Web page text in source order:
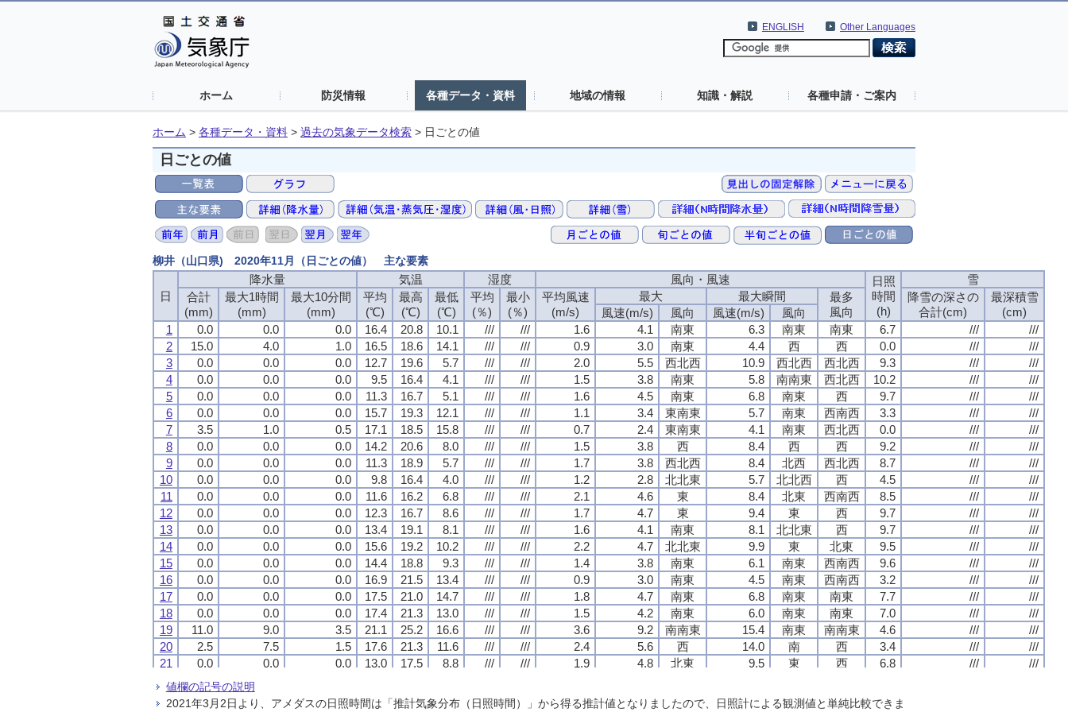
Other Languages
ENGLISH
ホーム 防災情報 各種データ・資料 地域の情報 知識・解説 各種申請・ご案内
ホーム > 各種データ・資料 > 過去の気象データ検索 > 日ごとの値
日ごとの値
柳井（山口県) 2020年11月（日ごとの値） 主な要素
日
降水量 気温 湿度 風向・風速
日照
時間
(h)
雪
合計
(mm)
最大1時間
(mm)
最大10分間
(mm)
平均
(℃)
最高
(℃)
最低
(℃)
平均
(％)
最小
(％)
平均風速
(m/s)
最大 最大瞬間
最多
風向
降雪の深さの
合計(cm)
最深積雪
(cm)
風速(m/s) 風向 風速(m/s)
風向
1
0.0 0.0 0.0 16.4 20.8 10.1 /// /// 1.6 4.1 南東 6.3 南東 南東 6.7 ///
///
2
15.0 4.0 1.0 16.5 18.6 14.1 /// /// 0.9 3.0 南東 4.4 西 西 0.0 ///
///
3
0.0 0.0 0.0 12.7 19.6 5.7 /// /// 2.0 5.5 西北西 10.9 西北西 西北西 9.3 ///
///
4
0.0 0.0 0.0 9.5 16.4 4.1 /// /// 1.5 3.8 南東 5.8 南南東 西北西 10.2 ///
///
5
0.0 0.0 0.0 11.3 16.7 5.1 /// /// 1.6 4.5 南東 6.8 南東 西 9.7 ///
///
6
0.0 0.0 0.0 15.7 19.3 12.1 /// /// 1.1 3.4 東南東 5.7 南東 西南西 3.3 ///
///
7
3.5 1.0 0.5 17.1 18.5 15.8 /// /// 0.7 2.4 東南東 4.1 南東 西北西 0.0 ///
///
8
0.0 0.0 0.0 14.2 20.6 8.0 /// /// 1.5 3.8 西 8.4 西 西 9.2 ///
///
9
0.0 0.0 0.0 11.3 18.9 5.7 /// /// 1.7 3.8 西北西 8.4 北西 西北西 8.7 ///
///
10
0.0 0.0 0.0 9.8 16.4 4.0 /// /// 1.2 2.8 北北東 5.7 北北西 西 4.5 ///
///
11
0.0 0.0 0.0 11.6 16.2 6.8 /// /// 2.1 4.6 東 8.4 北東 西南西 8.5 ///
///
12
0.0 0.0 0.0 12.3 16.7 8.6 /// /// 1.7 4.7 東 9.4 東 西 9.7 ///
///
13
0.0 0.0 0.0 13.4 19.1 8.1 /// /// 1.6 4.1 南東 8.1 北北東 西 9.7 ///
///
14
0.0 0.0 0.0 15.6 19.2 10.2 /// /// 2.2 4.7 北北東 9.9 東 北東 9.5 ///
///
15
0.0 0.0 0.0 14.4 18.8 9.3 /// /// 1.4 3.8 南東 6.1 南東 西南西 9.6 ///
///
16
0.0 0.0 0.0 16.9 21.5 13.4 /// /// 0.9 3.0 南東 4.5 南東 西南西 3.2 ///
///
17
0.0 0.0 0.0 17.5 21.0 14.7 /// /// 1.8 4.7 南東 6.8 南東 南東 7.7 ///
///
18
0.0 0.0 0.0 17.4 21.3 13.0 /// /// 1.5 4.2 南東 6.0 南東 南東 7.0 ///
///
19
11.0 9.0 3.5 21.1 25.2 16.6 /// /// 3.6 9.2 南南東 15.4 南東 南南東 4.6 ///
///
20
2.5 7.5 1.5 17.6 21.3 11.6 /// /// 2.4 5.6 西 14.0 南 西 3.4 ///
///
21
0.0 0.0 0.0 13.0 17.5 8.8 /// /// 1.9 4.8 北東 9.5 東 西 6.8 ///
///
22
3.5
23
0.0 0.0 0.0 12.7 16.9 8.0 /// 1.6 4.3 北北西 8.1 北北西 西 2.0
日
降水量 気温 湿度 風向・風速
日照
時間
(h)
雪
合計
(mm)
最大1時間
(mm)
最大10分間
(mm)
平均
(℃)
最高
(℃)
最低
(℃)
平均
(％)
最小
(％)
平均風速
(m/s)
最大 最大瞬間
最多
風向
降雪の深さの
合計(cm)
最深積雪
(cm)
風速(m/s) 風向 風速(m/s)
風向
1
0.0 0.0 0.0 16.4 20.8 10.1 /// /// 1.6 4.1 南東 6.3 南東 南東 6.7 ///
///
2
15.0 4.0 1.0 16.5 18.6 14.1 /// /// 0.9 3.0 南東 4.4 西 西 0.0 ///
///
3
0.0 0.0 0.0 12.7 19.6 5.7 /// /// 2.0 5.5 西北西 10.9 西北西 西北西 9.3 ///
///
4
0.0 0.0 0.0 9.5 16.4 4.1 /// /// 1.5 3.8 南東 5.8 南南東 西北西 10.2 ///
///
5
0.0 0.0 0.0 11.3 16.7 5.1 /// /// 1.6 4.5 南東 6.8 南東 西 9.7 ///
///
6
0.0 0.0 0.0 15.7 19.3 12.1 /// /// 1.1 3.4 東南東 5.7 南東 西南西 3.3 ///
///
7
3.5 1.0 0.5 17.1 18.5 15.8 /// /// 0.7 2.4 東南東 4.1 南東 西北西 0.0 ///
///
8
0.0 0.0 0.0 14.2 20.6 8.0 /// /// 1.5 3.8 西 8.4 西 西 9.2 ///
///
9
0.0 0.0 0.0 11.3 18.9 5.7 /// /// 1.7 3.8 西北西 8.4 北西 西北西 8.7 ///
///
10
0.0 0.0 0.0 9.8 16.4 4.0 /// /// 1.2 2.8 北北東 5.7 北北西 西 4.5 ///
///
11
0.0 0.0 0.0 11.6 16.2 6.8 /// /// 2.1 4.6 東 8.4 北東 西南西 8.5 ///
///
12
0.0 0.0 0.0 12.3 16.7 8.6 /// /// 1.7 4.7 東 9.4 東 西 9.7 ///
///
13
0.0 0.0 0.0 13.4 19.1 8.1 /// /// 1.6 4.1 南東 8.1 北北東 西 9.7 ///
///
14
0.0 0.0 0.0 15.6 19.2 10.2 /// /// 2.2 4.7 北北東 9.9 東 北東 9.5 ///
///
15
0.0 0.0 0.0 14.4 18.8 9.3 /// /// 1.4 3.8 南東 6.1 南東 西南西 9.6 ///
///
16
0.0 0.0 0.0 16.9 21.5 13.4 /// /// 0.9 3.0 南東 4.5 南東 西南西 3.2 ///
///
17
0.0 0.0 0.0 17.5 21.0 14.7 /// /// 1.8 4.7 南東 6.8 南東 南東 7.7 ///
///
18
0.0 0.0 0.0 17.4 21.3 13.0 /// /// 1.5 4.2 南東 6.0 南東 南東 7.0 ///
///
19
11.0 9.0 3.5 21.1 25.2 16.6 /// /// 3.6 9.2 南南東 15.4 南東 南南東 4.6 ///
///
20
2.5 7.5 1.5 17.6 21.3 11.6 /// /// 2.4 5.6 西 14.0 南 西 3.4 ///
///
21
0.0 0.0 0.0 13.0 17.5 8.8 /// /// 1.9 4.8 北東 9.5 東 西 6.8 ///
///
22
3.5
23
0.0 0.0 0.0 12.7 16.9 8.0 /// 1.6 4.3 北北西 8.1 北北西 西 2.0
日
降水量 気温 湿度 風向・風速
日照
時間
(h)
雪
合計
(mm)
最大1時間
(mm)
最大10分間
(mm)
平均
(℃)
最高
(℃)
最低
(℃)
平均
(％)
最小
(％)
平均風速
(m/s)
最大 最大瞬間
最多
風向
降雪の深さの
合計(cm)
最深積雪
(cm)
風速(m/s) 風向 風速(m/s)
風向
1
0.0 0.0 0.0 16.4 20.8 10.1 /// /// 1.6 4.1 南東 6.3 南東 南東 6.7 ///
///
2
15.0 4.0 1.0 16.5 18.6 14.1 /// /// 0.9 3.0 南東 4.4 西 西 0.0 ///
///
3
0.0 0.0 0.0 12.7 19.6 5.7 /// /// 2.0 5.5 西北西 10.9 西北西 西北西 9.3 ///
///
4
0.0 0.0 0.0 9.5 16.4 4.1 /// /// 1.5 3.8 南東 5.8 南南東 西北西 10.2 ///
///
5
0.0 0.0 0.0 11.3 16.7 5.1 /// /// 1.6 4.5 南東 6.8 南東 西 9.7 ///
///
6
0.0 0.0 0.0 15.7 19.3 12.1 /// /// 1.1 3.4 東南東 5.7 南東 西南西 3.3 ///
///
7
3.5 1.0 0.5 17.1 18.5 15.8 /// /// 0.7 2.4 東南東 4.1 南東 西北西 0.0 ///
///
8
0.0 0.0 0.0 14.2 20.6 8.0 /// /// 1.5 3.8 西 8.4 西 西 9.2 ///
///
9
0.0 0.0 0.0 11.3 18.9 5.7 /// /// 1.7 3.8 西北西 8.4 北西 西北西 8.7 ///
///
10
0.0 0.0 0.0 9.8 16.4 4.0 /// /// 1.2 2.8 北北東 5.7 北北西 西 4.5 ///
///
11
0.0 0.0 0.0 11.6 16.2 6.8 /// /// 2.1 4.6 東 8.4 北東 西南西 8.5 ///
///
12
0.0 0.0 0.0 12.3 16.7 8.6 /// /// 1.7 4.7 東 9.4 東 西 9.7 ///
///
13
0.0 0.0 0.0 13.4 19.1 8.1 /// /// 1.6 4.1 南東 8.1 北北東 西 9.7 ///
///
14
0.0 0.0 0.0 15.6 19.2 10.2 /// /// 2.2 4.7 北北東 9.9 東 北東 9.5 ///
///
15
0.0 0.0 0.0 14.4 18.8 9.3 /// /// 1.4 3.8 南東 6.1 南東 西南西 9.6 ///
///
16
0.0 0.0 0.0 16.9 21.5 13.4 /// /// 0.9 3.0 南東 4.5 南東 西南西 3.2 ///
///
17
0.0 0.0 0.0 17.5 21.0 14.7 /// /// 1.8 4.7 南東 6.8 南東 南東 7.7 ///
///
18
0.0 0.0 0.0 17.4 21.3 13.0 /// /// 1.5 4.2 南東 6.0 南東 南東 7.0 ///
///
19
11.0 9.0 3.5 21.1 25.2 16.6 /// /// 3.6 9.2 南南東 15.4 南東 南南東 4.6 ///
///
20
2.5 7.5 1.5 17.6 21.3 11.6 /// /// 2.4 5.6 西 14.0 南 西 3.4 ///
///
21
0.0 0.0 0.0 13.0 17.5 8.8 /// /// 1.9 4.8 北東 9.5 東 西 6.8 ///
///
22
3.5
23
0.0 0.0 0.0 12.7 16.9 8.0 /// 1.6 4.3 北北西 8.1 北北西 西 2.0
日
降水量 気温 湿度 風向・風速
日照
時間
(h)
雪
合計
(mm)
最大1時間
(mm)
最大10分間
(mm)
平均
(℃)
最高
(℃)
最低
(℃)
平均
(％)
最小
(％)
平均風速
(m/s)
最大 最大瞬間
最多
風向
降雪の深さの
合計(cm)
最深積雪
(cm)
風速(m/s) 風向 風速(m/s)
風向
1
0.0 0.0 0.0 16.4 20.8 10.1 /// /// 1.6 4.1 南東 6.3 南東 南東 6.7 ///
///
2
15.0 4.0 1.0 16.5 18.6 14.1 /// /// 0.9 3.0 南東 4.4 西 西 0.0 ///
///
3
0.0 0.0 0.0 12.7 19.6 5.7 /// /// 2.0 5.5 西北西 10.9 西北西 西北西 9.3 ///
///
4
0.0 0.0 0.0 9.5 16.4 4.1 /// /// 1.5 3.8 南東 5.8 南南東 西北西 10.2 ///
///
5
0.0 0.0 0.0 11.3 16.7 5.1 /// /// 1.6 4.5 南東 6.8 南東 西 9.7 ///
///
6
0.0 0.0 0.0 15.7 19.3 12.1 /// /// 1.1 3.4 東南東 5.7 南東 西南西 3.3 ///
///
7
3.5 1.0 0.5 17.1 18.5 15.8 /// /// 0.7 2.4 東南東 4.1 南東 西北西 0.0 ///
///
8
0.0 0.0 0.0 14.2 20.6 8.0 /// /// 1.5 3.8 西 8.4 西 西 9.2 ///
///
9
0.0 0.0 0.0 11.3 18.9 5.7 /// /// 1.7 3.8 西北西 8.4 北西 西北西 8.7 ///
///
10
0.0 0.0 0.0 9.8 16.4 4.0 /// /// 1.2 2.8 北北東 5.7 北北西 西 4.5 ///
///
11
0.0 0.0 0.0 11.6 16.2 6.8 /// /// 2.1 4.6 東 8.4 北東 西南西 8.5 ///
///
12
0.0 0.0 0.0 12.3 16.7 8.6 /// /// 1.7 4.7 東 9.4 東 西 9.7 ///
///
13
0.0 0.0 0.0 13.4 19.1 8.1 /// /// 1.6 4.1 南東 8.1 北北東 西 9.7 ///
///
14
0.0 0.0 0.0 15.6 19.2 10.2 /// /// 2.2 4.7 北北東 9.9 東 北東 9.5 ///
///
15
0.0 0.0 0.0 14.4 18.8 9.3 /// /// 1.4 3.8 南東 6.1 南東 西南西 9.6 ///
///
16
0.0 0.0 0.0 16.9 21.5 13.4 /// /// 0.9 3.0 南東 4.5 南東 西南西 3.2 ///
///
17
0.0 0.0 0.0 17.5 21.0 14.7 /// /// 1.8 4.7 南東 6.8 南東 南東 7.7 ///
///
18
0.0 0.0 0.0 17.4 21.3 13.0 /// /// 1.5 4.2 南東 6.0 南東 南東 7.0 ///
///
19
11.0 9.0 3.5 21.1 25.2 16.6 /// /// 3.6 9.2 南南東 15.4 南東 南南東 4.6 ///
///
20
2.5 7.5 1.5 17.6 21.3 11.6 /// /// 2.4 5.6 西 14.0 南 西 3.4 ///
///
21
0.0 0.0 0.0 13.0 17.5 8.8 /// /// 1.9 4.8 北東 9.5 東 西 6.8 ///
///
22
3.5
23
0.0 0.0 0.0 12.7 16.9 8.0 /// 1.6 4.3 北北西 8.1 北北西 西 2.0
値欄の記号の説明
2021年3月2日より、アメダスの日照時間は「推計気象分布（日照時間）」から得る推計値となりましたので、日照計による観測値と単純比較できま